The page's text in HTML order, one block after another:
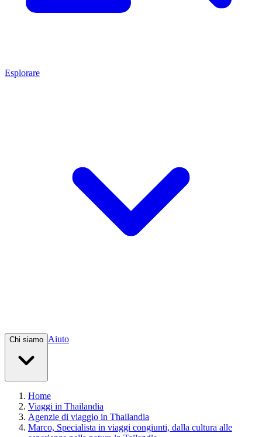
Esplorare
Chi siamo Aiuto
Home
Viaggi in Thailandia
Agenzie di viaggio in Thailandia
Marco, Specialista in viaggi congiunti, dalla cultura alle